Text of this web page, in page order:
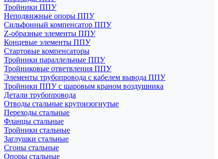
Тройники ППУ
Неподвижные опоры ППУ
Cильфонный компенсатор ППУ
Z-образные элементы ППУ
Концевые элементы ППУ
Стартовые компенсаторы
Тройники параллельные ППУ
Тройниковые ответвления ППУ
Элементы трубопровода с кабелем вывода ППУ
Тройники ППУ с шаровым краном воздушника
Детали трубопровода
Отводы стальные крутоизогнутые
Переходы стальные
Фланцы стальные
Тройники стальные
Заглушки стальные
Сгоны стальные
Опоры стальные